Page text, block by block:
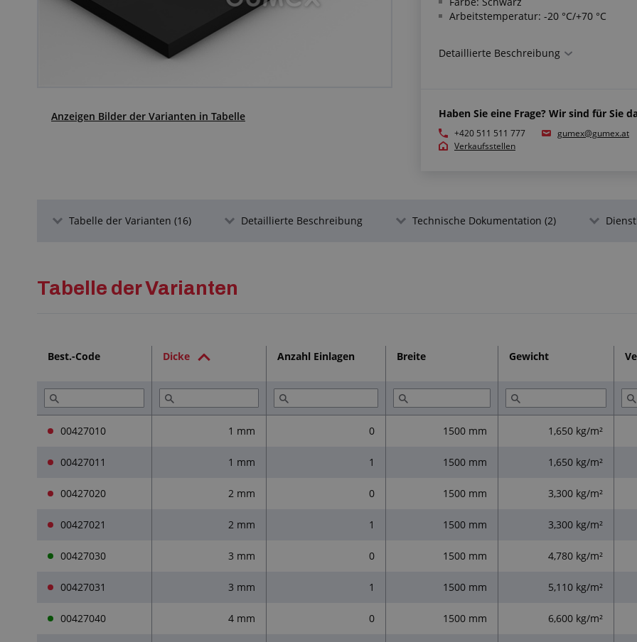
Anzeigen Bilder der Varianten in Tabelle
Arbeitstemperatur: -20 °C/+70 °C
Beständigkeitsparameter:
Ölbeständigkeit: Nicht beständig
Beständigkeit gegen Benzin: Nicht
Detaillierte Beschreibung
Haben Sie eine Frage? Wir sind für Sie
+420 511 511 777
gumex@gumex.at
Verkaufsstellen
Tabelle der Varianten (16) Detaillierte Beschreibung Technische Dokumentation (2)
Tabelle der Varianten
Best.-Code Dicke Anzahl Einlagen Breite Gewicht
00427010 1 mm 0 1500 mm 1,650 kg/m²
00427011 1 mm 1 1500 mm 1,650 kg/m²
00427020 2 mm 0 1500 mm 3,300 kg/m²
00427021 2 mm 1 1500 mm 3,300 kg/m²
00427030 3 mm 0 1500 mm 4,780 kg/m²
00427031 3 mm 1 1500 mm 5,110 kg/m²
00427040 4 mm 0 1500 mm 6,600 kg/m²